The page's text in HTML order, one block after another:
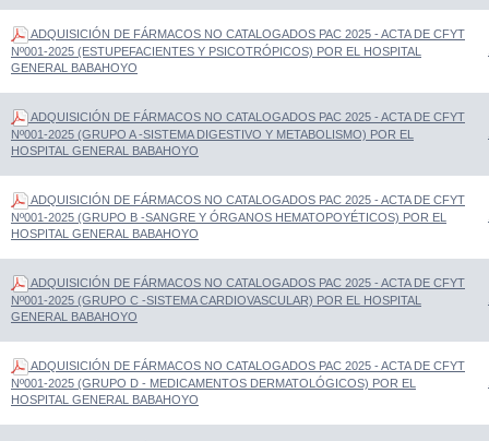
ADQUISICIÓN DE FÁRMACOS NO CATALOGADOS PAC 2025 - ACTA DE CFYT
Nº001-2025 (ESTUPEFACIENTES Y PSICOTRÓPICOS) POR EL HOSPITAL
GENERAL BABAHOYO
ADQUISICIÓN DE FÁRMACOS NO CATALOGADOS PAC 2025 - ACTA DE CFYT
Nº001-2025 (GRUPO A -SISTEMA DIGESTIVO Y METABOLISMO) POR EL
HOSPITAL GENERAL BABAHOYO
ADQUISICIÓN DE FÁRMACOS NO CATALOGADOS PAC 2025 - ACTA DE CFYT
Nº001-2025 (GRUPO B -SANGRE Y ÓRGANOS HEMATOPOYÉTICOS) POR EL
HOSPITAL GENERAL BABAHOYO
ADQUISICIÓN DE FÁRMACOS NO CATALOGADOS PAC 2025 - ACTA DE CFYT
Nº001-2025 (GRUPO C -SISTEMA CARDIOVASCULAR) POR EL HOSPITAL
GENERAL BABAHOYO
ADQUISICIÓN DE FÁRMACOS NO CATALOGADOS PAC 2025 - ACTA DE CFYT
Nº001-2025 (GRUPO D - MEDICAMENTOS DERMATOLÓGICOS) POR EL
HOSPITAL GENERAL BABAHOYO